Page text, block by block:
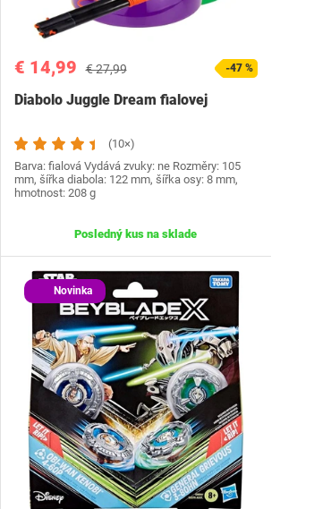
€ 14,99 € 27,99 -47 %
Diabolo Juggle Dream fialovej
(10×)
Barva: fialová Vydává zvuky: ne Rozměry: 105
mm, šířka diabola: 122 mm, šířka osy: 8 mm,
hmotnost: 208 g
Posledný kus na sklade
Novinka